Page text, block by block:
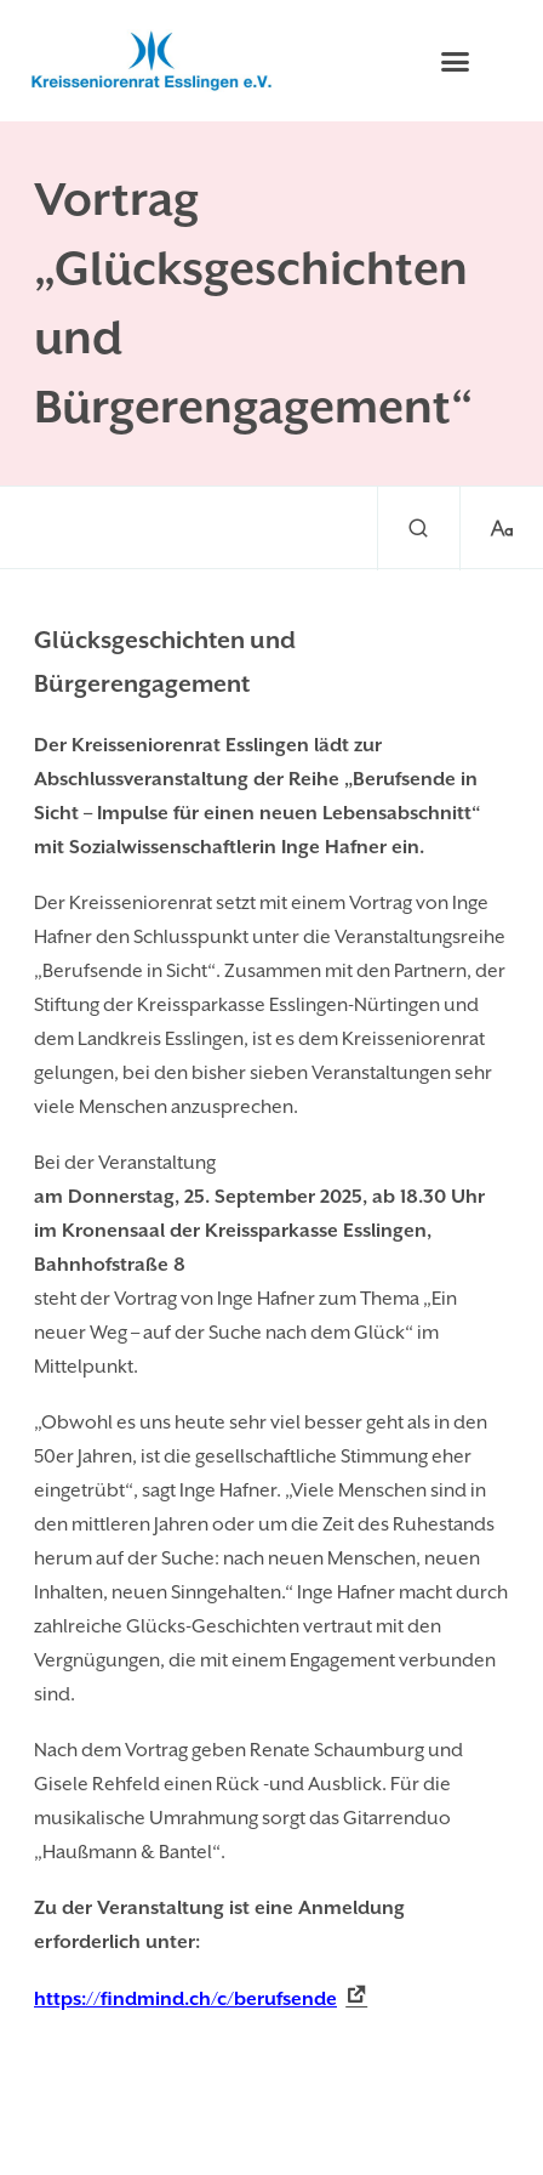
Vortrag
„Glücksgeschichten
und
Bürgerengagement“
Glücksgeschichten und
Bürgerengagement
Der Kreisseniorenrat Esslingen lädt zur
Abschlussveranstaltung der Reihe „Berufsende in
Sicht – Impulse für einen neuen Lebensabschnitt“
mit Sozialwissenschaftlerin Inge Hafner ein.
Der Kreisseniorenrat setzt mit einem Vortrag von Inge
Hafner den Schlusspunkt unter die Veranstaltungsreihe
„Berufsende in Sicht“. Zusammen mit den Partnern, der
Stiftung der Kreissparkasse Esslingen-Nürtingen und
dem Landkreis Esslingen, ist es dem Kreisseniorenrat
gelungen, bei den bisher sieben Veranstaltungen sehr
viele Menschen anzusprechen.
Bei der Veranstaltung
am Donnerstag, 25. September 2025, ab 18.30 Uhr
im Kronensaal der Kreissparkasse Esslingen,
Bahnhofstraße 8
steht der Vortrag von Inge Hafner zum Thema „Ein
neuer Weg – auf der Suche nach dem Glück“ im
Mittelpunkt.
„Obwohl es uns heute sehr viel besser geht als in den
50er Jahren, ist die gesellschaftliche Stimmung eher
eingetrübt“, sagt Inge Hafner. „Viele Menschen sind in
den mittleren Jahren oder um die Zeit des Ruhestands
herum auf der Suche: nach neuen Menschen, neuen
Inhalten, neuen Sinngehalten.“ Inge Hafner macht durch
zahlreiche Glücks-Geschichten vertraut mit den
Vergnügungen, die mit einem Engagement verbunden
sind.
Nach dem Vortrag geben Renate Schaumburg und
Gisele Rehfeld einen Rück -und Ausblick. Für die
musikalische Umrahmung sorgt das Gitarrenduo
„Haußmann & Bantel“.
Zu der Veranstaltung ist eine Anmeldung
erforderlich unter:
https://findmind.ch/c/berufsende